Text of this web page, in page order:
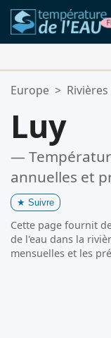
Vos Lieux Favoris:
Europe > Rivières
Luy
—
annuelles et
★ Suivre
Cette page fournit
de l'eau dans la
mensuelles et les